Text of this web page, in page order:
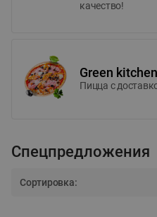
качество!
Green kitchen
Пицца c
Спецпредложения
Сортировка: